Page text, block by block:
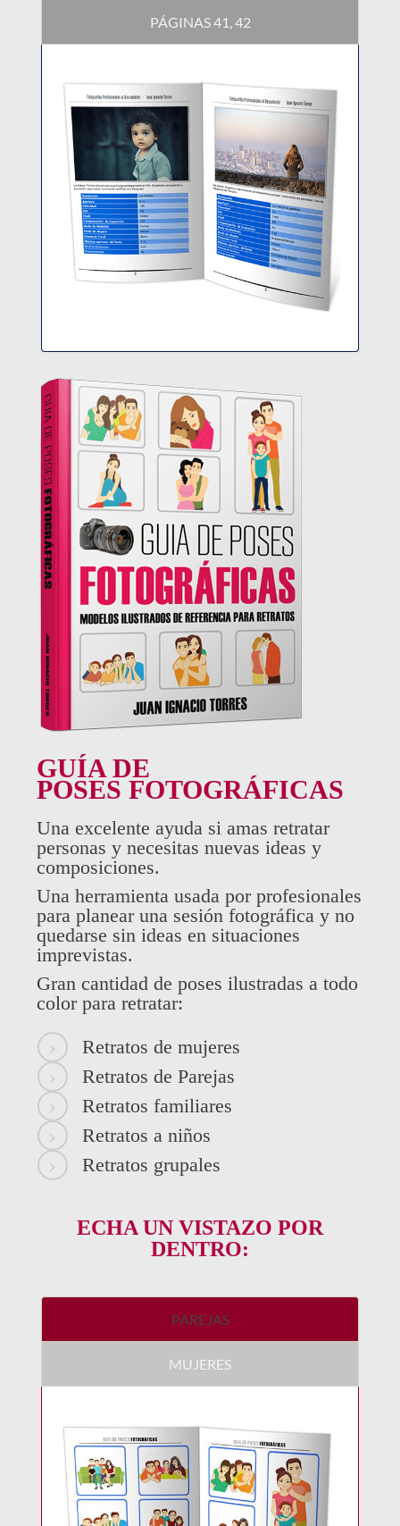
PÁGINAS 41, 42
GUÍA DE
POSES FOTOGRÁFICAS
Una excelente ayuda si amas retratar
personas y necesitas nuevas ideas y
composiciones.
Una herramienta usada por profesionales
para planear una sesión fotográfica y no
quedarse sin ideas en situaciones
imprevistas.
Gran cantidad de poses ilustradas a todo
color para retratar:
Retratos de mujeres
Retratos de Parejas
Retratos familiares
Retratos a niños
Retratos grupales
ECHA UN VISTAZO POR
DENTRO:
PAREJAS
MUJERES